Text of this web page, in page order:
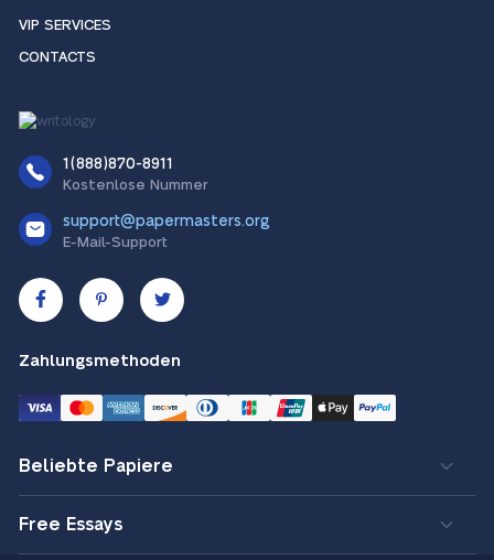
VIP SERVICES
CONTACTS
1(888)870-8911
Kostenlose Nummer
support@papermasters.org
E-Mail-Support
Zahlungsmethoden
Beliebte Papiere
Free Essays